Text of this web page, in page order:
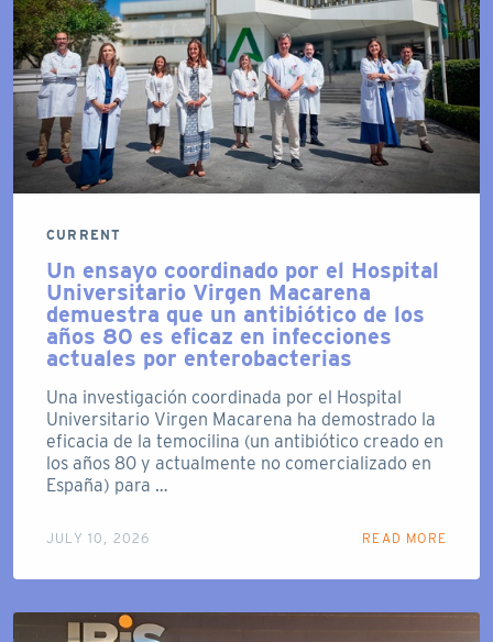
CURRENT
Un ensayo coordinado por el Hospital
Universitario Virgen Macarena
demuestra que un antibiótico de los
años 80 es eficaz en infecciones
actuales por enterobacterias
Una investigación coordinada por el Hospital
Universitario Virgen Macarena ha demostrado la
eficacia de la temocilina (un antibiótico creado en
los años 80 y actualmente no comercializado en
España) para …
JULY 10, 2026 READ MORE